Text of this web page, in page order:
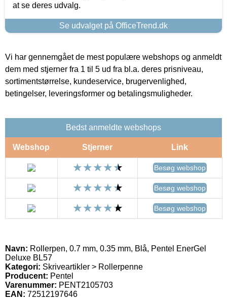
at se deres udvalg.
Se udvalget på OfficeTrend.dk
Vi har gennemgået de mest populære webshops og anmeldt
dem med stjerner fra 1 til 5 ud fra bl.a. deres prisniveau,
sortimentstørrelse, kundeservice, brugervenlighed,
betingelser, leveringsformer og betalingsmuligheder.
Bedst anmeldte webshops
Webshop Stjerner Link
Besøg webshop
Besøg webshop
Besøg webshop
Navn: Rollerpen, 0.7 mm, 0.35 mm, Blå, Pentel EnerGel
Deluxe BL57
Kategori: Skriveartikler > Rollerpenne
Producent: Pentel
Varenummer: PENT2105703
EAN: 72512197646